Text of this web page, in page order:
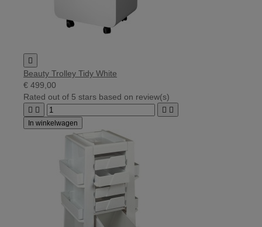

Beauty Trolley Tidy White
€ 499,00
Rated out of 5 stars based on review(s)
   
In winkelwagen